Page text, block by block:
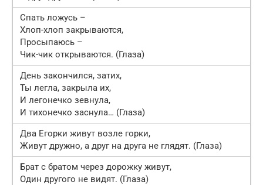
Спать ложусь –
Хлоп-хлоп закрываются,
Просыпаюсь –
Чик-чик открываются. (Глаза)
День закончился, затих,
Ты легла, закрыла их,
И легонечко зевнула,
И тихонечко заснула… (Глаза)
Два Егорки живут возле горки,
Живут дружно, а друг на друга не глядят. (Глаза)
Брат с братом через дорожку живут,
Один другого не видят. (Глаза)